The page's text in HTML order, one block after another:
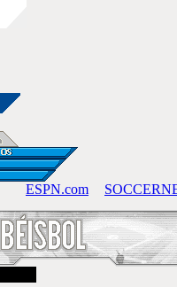
ESPN.com